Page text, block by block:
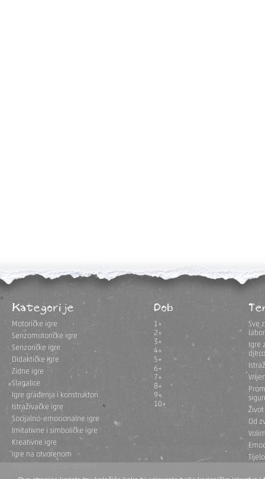
Kategorije
Motoričke igre
Senzomotoričke igre
Senzoričke igre
Didaktičke igre
Zidne igre
Slagalice
Igre građenja i konstruktori
Istraživačke igre
Socijalno-emocionalne igre
Imitativne i simboličke igre
Kreativne igre
Igre na otvorenom
Dob
1+
2+
3+
4+
5+
6+
7+
8+
9+
10+
Sve
Igre
Od